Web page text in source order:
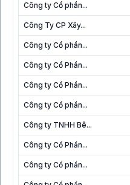
Công ty Cổ phần...
Công Ty CP Xây...
Công ty Cổ phần...
Công ty Cổ Phần...
Công ty Cổ Phần...
Công ty Cổ phần...
Công ty TNHH Bê...
Công ty Cổ Phần...
Công ty Cổ phần...